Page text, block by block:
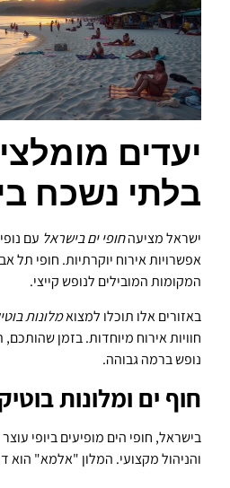
יעדים
בלתי נשכח
ישראל מציעהחופי ים בישראל עם
אפשרויות אירוח יוקרתיות. חופי תל
המקומות המובילים לנופש קייצי.
באזורים אלו תוכלו למצואמלונות
חוויות אירוח מיוחדות. בזמן
נופש ברמה גבוהה.
חוף ים ומלונות
בישראל, חופי הים מופיעים ביופי
והניהול מקצועי. המלון "אלמא" הוא